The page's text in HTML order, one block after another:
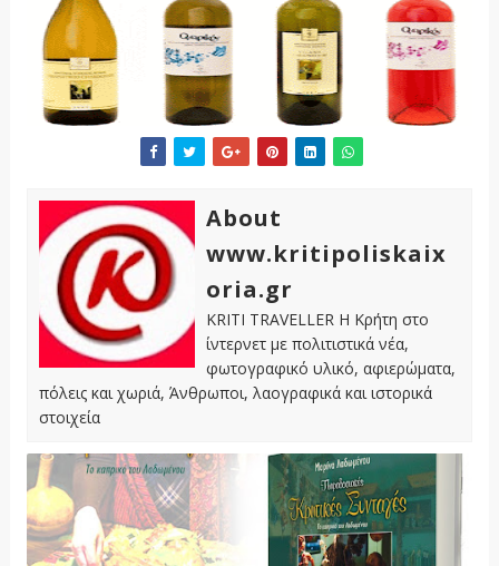
About
www.kritipoliskaix
oria.gr
KRITI TRAVELLER Η Κρήτη στο
ίντερνετ με πολιτιστικά νέα,
φωτογραφικό υλικό, αφιερώματα,
πόλεις και χωριά, Άνθρωποι, λαογραφικά και ιστορικά
στοιχεία